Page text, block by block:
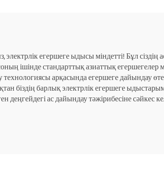
егершеге ыдысы міндетті! Бұл сіздің
ішінде стандарттық азиаттық
арқасында егершеге дайындау өте
біздің барлық электрлік егершеге
деңгейдегі ас дайындау тәжірибесіне сәйкес